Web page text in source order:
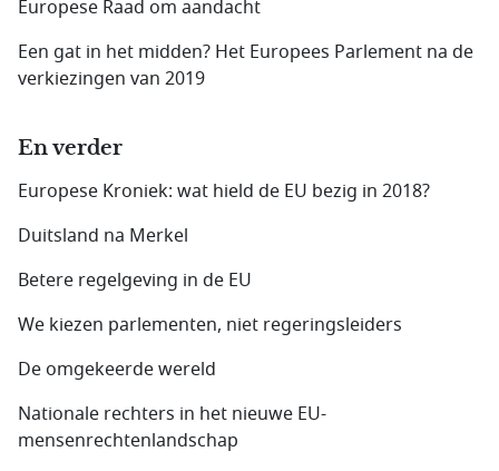
Europese Raad om aandacht
Een gat in het midden? Het Europees Parlement na de
verkiezingen van 2019
En verder
Europese Kroniek: wat hield de EU bezig in 2018?
Duitsland na Merkel
Betere regelgeving in de EU
We kiezen parlementen, niet regeringsleiders
De omgekeerde wereld
Nationale rechters in het nieuwe EU-
mensenrechtenlandschap